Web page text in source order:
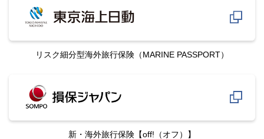
リスク細分型海外旅行保険 （MARINE PASSPORT）
新・海外旅行保険 【off!（オフ）】